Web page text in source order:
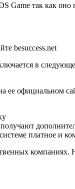
Game так как
besuccess.net
в
ее официальном
платное и